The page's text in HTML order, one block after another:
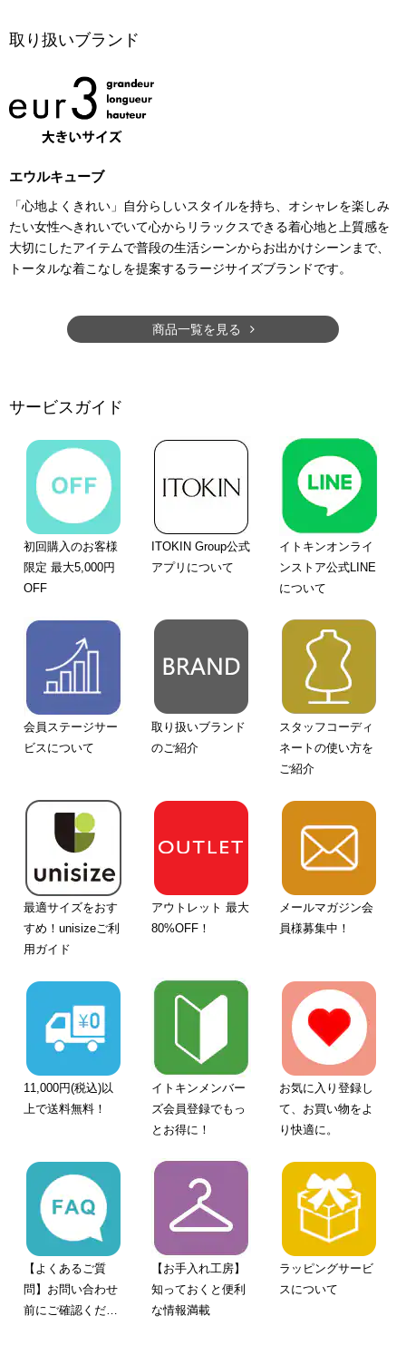
取り扱いブランド
エウルキューブ
「心地よくきれい」自分らしいスタイルを持ち、オシャレを楽しみ
たい女性へきれいでいて心からリラックスできる着心地と上質感を
大切にしたアイテムで普段の生活シーンからお出かけシーンまで、
トータルな着こなしを提案するラージサイズブランドです。
商品一覧を見る
サービスガイド
初回購入のお客様
限定 最大5,000円
OFF
ITOKIN Group公式
アプリについて
イトキンオンライ
ンストア公式LINE
について
会員ステージサー
ビスについて
取り扱いブランド
のご紹介
スタッフコーディ
ネートの使い方を
ご紹介
最適サイズをおす
すめ！unisizeご利
用ガイド
アウトレット 最大
80%OFF！
メールマガジン会
員様募集中！
11,000円(税込)以
上で送料無料！
イトキンメンバー
ズ会員登録でもっ
とお得に！
お気に入り登録し
て、お買い物をよ
り快適に。
【よくあるご質
問】お問い合わせ
前にご確認くださ
【お手入れ工房】
知っておくと便利
な情報満載
ラッピングサービ
スについて